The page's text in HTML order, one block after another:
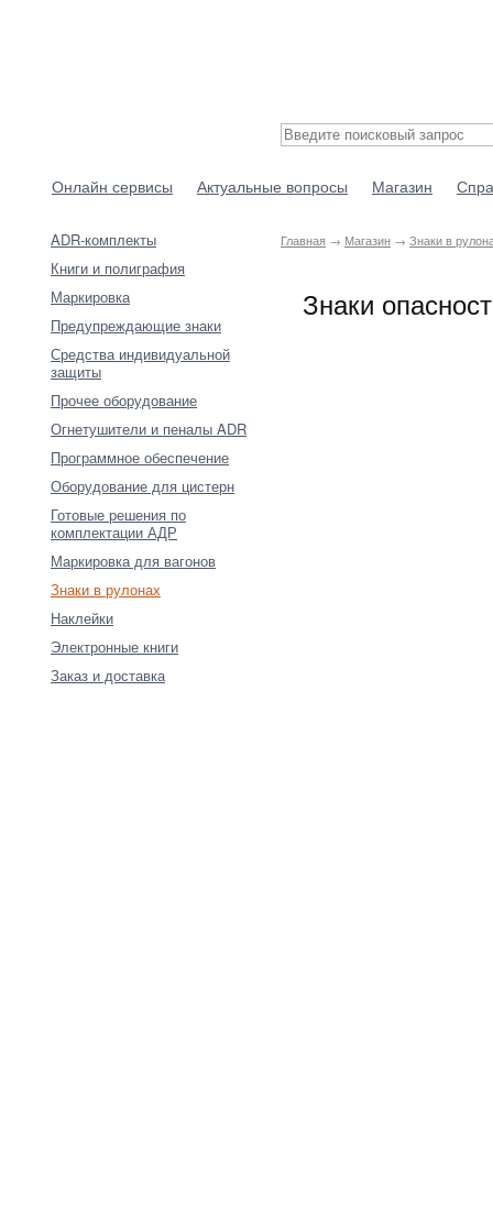
Онлайн сервисы Актуальные вопросы Магазин
ADR-комплекты
Книги и полиграфия
Маркировка
Предупреждающие знаки
Средства индивидуальной
защиты
Прочее оборудование
Огнетушители и пеналы ADR
Программное обеспечение
Оборудование для цистерн
Готовые решения по
комплектации АДР
Маркировка для вагонов
Знаки в рулонах
Наклейки
Электронные книги
Заказ и доставка
Главная → Магазин → Знаки в
Знаки